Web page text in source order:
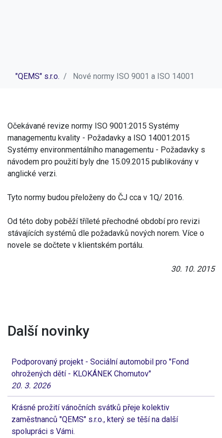
"QEMS" s.r.o. Nové normy ISO 9001 a ISO 14001
Očekávané revize normy ISO 9001:2015 Systémy
managementu kvality - Požadavky a ISO 14001:2015
Systémy environmentálního managementu - Požadavky s
návodem pro použití byly dne 15.09.2015 publikovány v
anglické verzi.
Tyto normy budou přeloženy do ČJ cca v 1Q/ 2016.
Od této doby poběží tříleté přechodné období pro revizi
stávajících systémů dle požadavků nových norem. Více o
novele se dočtete v klientském portálu.
30. 10. 2015
Další novinky
Podporovaný projekt - Sociální automobil pro "Fond
ohrožených dětí - KLOKÁNEK Chomutov"
20. 3. 2026
Krásné prožití vánočních svátků přeje kolektiv
zaměstnanců "QEMS" s.r.o., který se těší na další
spolupráci s Vámi.